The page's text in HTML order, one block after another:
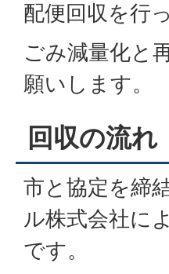
配便回収を行
ごみ減量化と
願いします。
回収の流れ
市と協定を締
ル株式会社に
です。